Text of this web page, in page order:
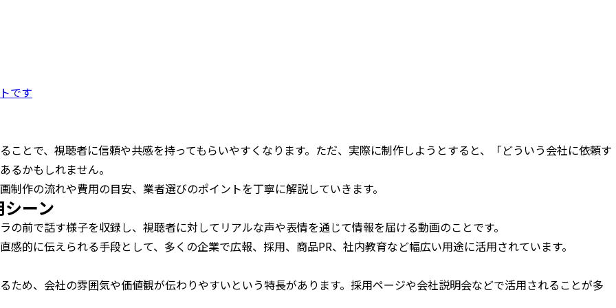
です
とで、視聴者に信頼や共感を持ってもらいやすくなります。ただ、実際に制作しようとすると、「どういう会社に依頼す
るかもしれません。
作の流れや費用の目安、業者選びのポイントを丁寧に解説していきます。
ーン
前で話す様子を収録し、視聴者に対してリアルな声や表情を通じて情報を届ける動画のことです。
的に伝えられる手段として、多くの企業で広報、採用、商品PR、社内教育など幅広い用途に活用されています。
め、会社の雰囲気や価値観が伝わりやすいという特長があります。採用ページや会社説明会などで活用されることが多